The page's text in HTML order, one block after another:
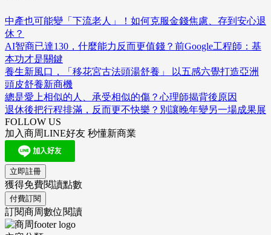
中產也可能變「下流老人」！如何克服金錢焦慮、存到安心退
休？
AI智商已達130，什麼能力反而更值錢？前Google工程師：基
本功才是關鍵
養生新風口，「移花宮古法頭湯舒養」 以五感六覺打造亞洲
頭皮舒養新商機
總是愛上相似的人、承受相似的傷？心理師揭背後原因
退休後把行程排滿，反而更不快樂？別讓晚年變另一場成果展
FOLLOW US
加入商周LINE好友 秒懂新商業
立即註冊
獲得免費閱讀點數
付費訂閱
訂閱商周數位閱讀